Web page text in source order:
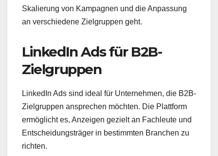
Skalierung von Kampagnen und die Anpassung
an verschiedene Zielgruppen geht.
LinkedIn Ads für B2B-
Zielgruppen
LinkedIn Ads sind ideal für Unternehmen, die B2B-
Zielgruppen ansprechen möchten. Die Plattform
ermöglicht es, Anzeigen gezielt an Fachleute und
Entscheidungsträger in bestimmten Branchen zu
richten.